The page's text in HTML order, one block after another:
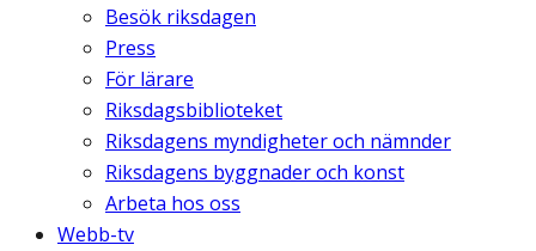
Besök riksdagen
Press
För lärare
Riksdagsbiblioteket
Riksdagens myndigheter och nämnder
Riksdagens byggnader och konst
Arbeta hos oss
Webb-tv